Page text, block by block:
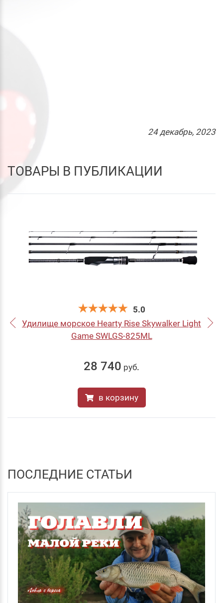
24декабрь, 2023
ТОВАРЫ В ПУБЛИКАЦИИ
5.0
Удилище морское Hearty Rise Skywalker Light
Game SWLGS-825ML
28 740 руб.
в корзину
ПОСЛЕДНИЕ СТАТЬИ